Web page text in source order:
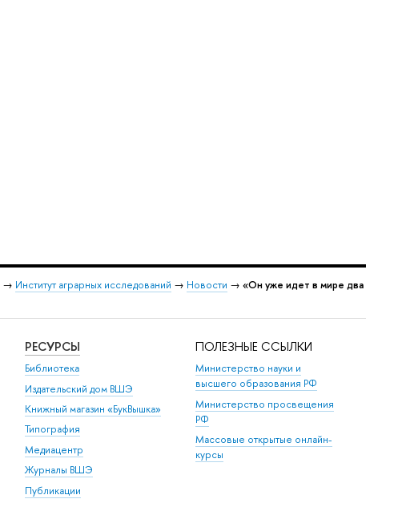
→ Институт аграрных исследований → Новости → «Он уже идет в мире два
РЕСУРСЫ
Библиотека
Издательский дом ВШЭ
Книжный магазин «БукВышка»
Типография
Медиацентр
Журналы ВШЭ
Публикации
ПОЛЕЗНЫЕ ССЫЛКИ
Министерство науки и
высшего образования РФ
Министерство просвещения
РФ
Массовые открытые онлайн-
курсы